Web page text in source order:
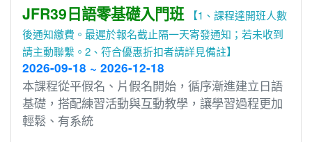
JFR39日語零基礎入門班
【1、課程達開班人數
後通知繳費。最遲於報名截止隔一天寄發通知；若未收到
請主動聯繫。2、符合優惠折扣者請詳見備註】
2026-09-18 ~ 2026-12-18
本課程從平假名、片假名開始，循序漸進建立⽇語
基礎，搭配練習活動與互動教學，讓學習過程更加
輕鬆、有系統